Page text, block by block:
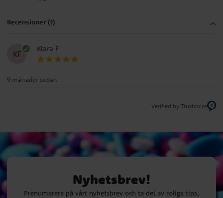
Recensioner (1)
KF
Klara F
9 månader sedan
Verified by Trustvoice
Nyhetsbrev!
Prenumerera på vårt nyhetsbrev och ta del av roliga tips,